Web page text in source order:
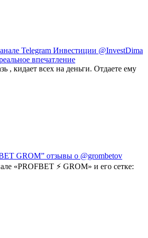
Telegram Инвестиции @InvestDima
впечатление
, кидает всех на деньги. Отдаете ему
GROM” отзывы о @grombetov
«PROFBET ⚡️ GROM» и его сетке: